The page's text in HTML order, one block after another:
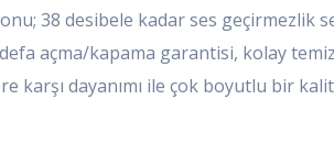
38 desibele kadar ses geçirmezlik
açma/kapama garantisi, kolay
karşı dayanımı ile çok boyutlu bir